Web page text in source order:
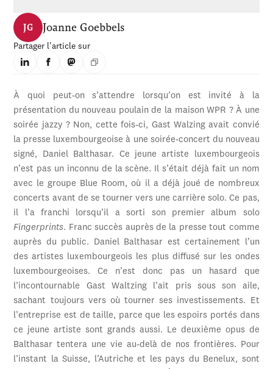
JG Joanne Goebbels
Partager l'article sur
À quoi peut-on s’attendre lorsqu’on est invité à la
présentation du nouveau poulain de la maison WPR ? À une
soirée jazzy ? Non, cette fois-ci, Gast Walzing avait convié
la presse luxembourgeoise à une soirée-concert du nouveau
signé, Daniel Balthasar. Ce jeune artiste luxembourgeois
n’est pas un inconnu de la scène. Il s’était déjà fait un nom
avec le groupe Blue Room, où il a déjà joué de nombreux
concerts avant de se tourner vers une carrière solo. Ce pas,
il l’a franchi lorsqu’il a sorti son premier album solo
Fingerprints. Franc succès auprès de la presse tout comme
auprès du public. Daniel Balthasar est certainement l’un
des artistes luxembourgeois les plus diffusé sur les ondes
luxembourgeoises. Ce n’est donc pas un hasard que
l’incontournable Gast Waltzing l’ait pris sous son aile,
sachant toujours vers où tourner ses investissements. Et
l’entreprise est de taille, parce que les espoirs portés dans
ce jeune artiste sont grands aussi. Le deuxième opus de
Balthasar tentera une vie au-delà de nos frontières. Pour
l’instant la Suisse, l’Autriche et les pays du Benelux, sont